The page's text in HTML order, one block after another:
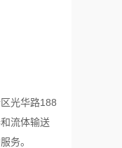
光华路188
流体输送
务。